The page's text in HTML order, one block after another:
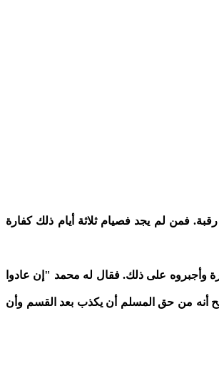
فمن لم يجد فصيام ثلاثة أيام ذلك كفارة
وأجبروه على ذلك. فقال له محمد "إن عادوا
أنه من حق المسلم أن يكذب بعد القسم وأن